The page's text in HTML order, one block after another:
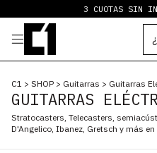
3 CUOTAS SIN INTERÉS
C1 > SHOP > Guitarras > Guitarras
GUITARRAS
Stratocasters, Telecasters,
D'Angelico, Ibanez, Gretsch y más